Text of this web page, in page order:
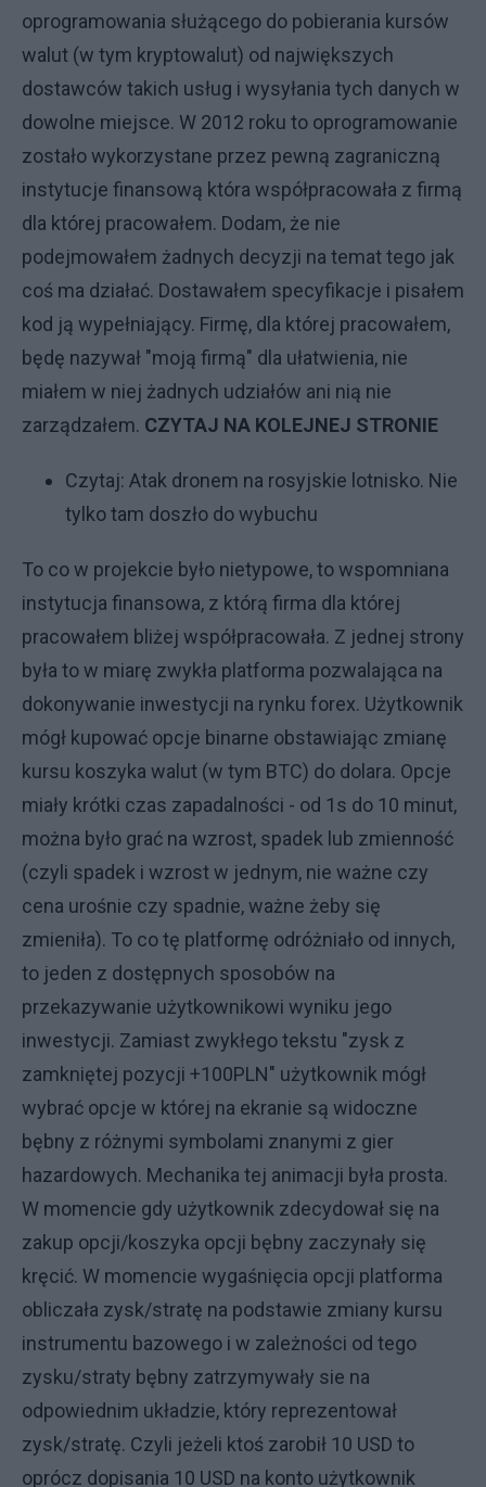
oprogramowania służącego do pobierania kursów
walut (w tym kryptowalut) od największych
dostawców takich usług i wysyłania tych danych w
dowolne miejsce. W 2012 roku to oprogramowanie
zostało wykorzystane przez pewną zagraniczną
instytucje finansową która współpracowała z firmą
dla której pracowałem. Dodam, że nie
podejmowałem żadnych decyzji na temat tego jak
coś ma działać. Dostawałem specyfikacje i pisałem
kod ją wypełniający. Firmę, dla której pracowałem,
będę nazywał "moją firmą" dla ułatwienia, nie
miałem w niej żadnych udziałów ani nią nie
zarządzałem. CZYTAJ NA KOLEJNEJ STRONIE
Czytaj: Atak dronem na rosyjskie lotnisko. Nie
tylko tam doszło do wybuchu
To co w projekcie było nietypowe, to wspomniana
instytucja finansowa, z którą firma dla której
pracowałem bliżej współpracowała. Z jednej strony
była to w miarę zwykła platforma pozwalająca na
dokonywanie inwestycji na rynku forex. Użytkownik
mógł kupować opcje binarne obstawiając zmianę
kursu koszyka walut (w tym BTC) do dolara. Opcje
miały krótki czas zapadalności - od 1s do 10 minut,
można było grać na wzrost, spadek lub zmienność
(czyli spadek i wzrost w jednym, nie ważne czy
cena urośnie czy spadnie, ważne żeby się
zmieniła). To co tę platformę odróżniało od innych,
to jeden z dostępnych sposobów na
przekazywanie użytkownikowi wyniku jego
inwestycji. Zamiast zwykłego tekstu "zysk z
zamkniętej pozycji +100PLN" użytkownik mógł
wybrać opcje w której na ekranie są widoczne
bębny z różnymi symbolami znanymi z gier
hazardowych. Mechanika tej animacji była prosta.
W momencie gdy użytkownik zdecydował się na
zakup opcji/koszyka opcji bębny zaczynały się
kręcić. W momencie wygaśnięcia opcji platforma
obliczała zysk/stratę na podstawie zmiany kursu
instrumentu bazowego i w zależności od tego
zysku/straty bębny zatrzymywały sie na
odpowiednim układzie, który reprezentował
zysk/stratę. Czyli jeżeli ktoś zarobił 10 USD to
oprócz dopisania 10 USD na konto użytkownik